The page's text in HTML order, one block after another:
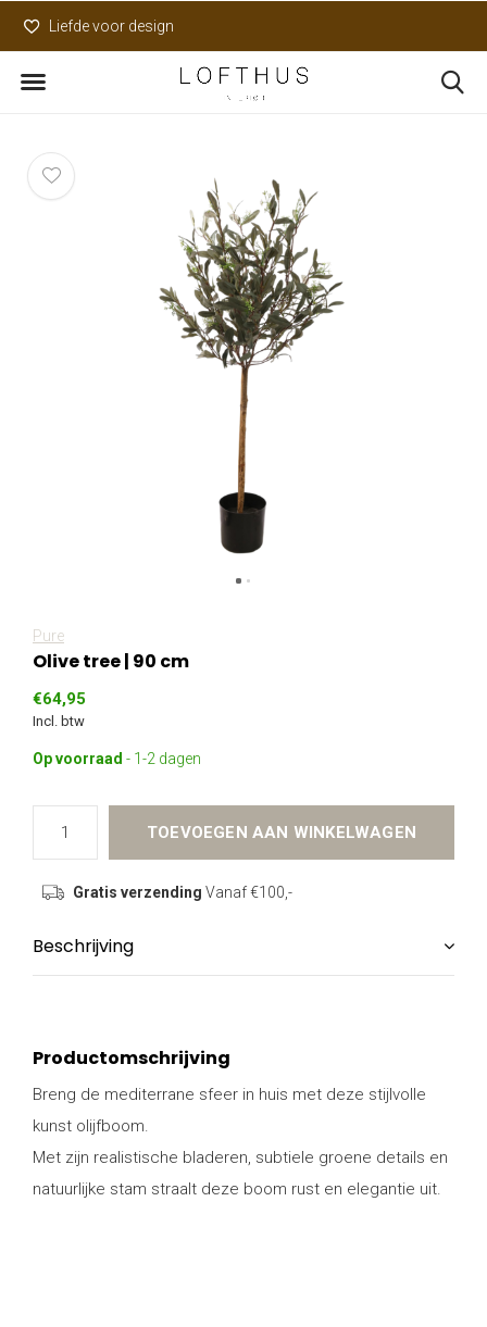
Liefde voor design
Pure
Olive tree | 90 cm
€64,95
Incl. btw
Op voorraad - 1-2 dagen
TOEVOEGEN AAN WINKELWAGEN
Gratis verzending Vanaf €100,-
Beschrijving
Productomschrijving
Breng de mediterrane sfeer in huis met deze stijlvolle
kunst olijfboom.
Met zijn realistische bladeren, subtiele groene details en
natuurlijke stam straalt deze boom rust en elegantie uit.